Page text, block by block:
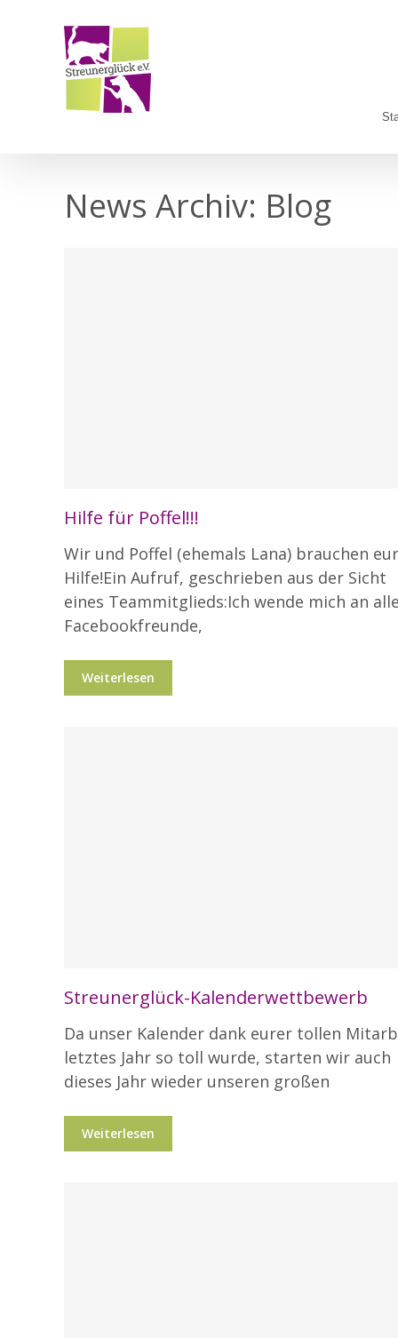
springen
News Archiv: Blog
Hilfe für Poffel!!!
Wir und Poffel (ehemals Lana) brauchen
Hilfe!Ein Aufruf, geschrieben aus der Sicht
eines Teammitglieds:Ich wende mich an
Facebookfreunde,
Weiterlesen
Streunerglück-Kalenderwettbewerb
Da unser Kalender dank eurer tollen
letztes Jahr so toll wurde, starten wir auch
dieses Jahr wieder unseren großen
Weiterlesen